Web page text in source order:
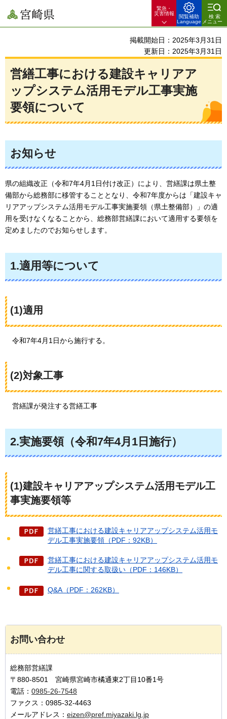
宮崎県
緊急・
災害情報
閲覧補助
Language
検索
メニュー
掲載開始日：2025年3月31日
更新日：2025年3月31日
営繕工事における建設キャリアア
ップシステム活用モデル工事実施
要領について
お知らせ
県の組織改正（令和7年4月1日付け改正）により、営繕課は県土整
備部から総務部に移管することとなり、令和7年度からは「建設キャ
リアアップシステム活用モデル工事実施要領（県土整備部）」の適
用を受けなくなることから、総務部営繕課において適用する要領を
定めましたのでお知らせします。
1.適用等について
(1)適用
令和7年4月1日から施行する。
(2)対象工事
営繕課が発注する営繕工事
2.実施要領​​​​​​（令和7年4月1日施行）
(1)建設キャリアアップシステム活用モデル工
事実施要領等
営繕工事における建設キャリアアップシステム活用モ
デル工事実施要領（PDF：92KB）
営繕工事における建設キャリアアップシステム活用モ
デル工事に関する取扱い（PDF：146KB）
Q&A（PDF：262KB）
お問い合わせ
総務部営繕課
〒880-8501 宮崎県宮崎市橘通東2丁目10番1号
電話： 0985-26-7548
ファクス：0985-32-4463
メールアドレス： eizen@pref.miyazaki.lg.jp